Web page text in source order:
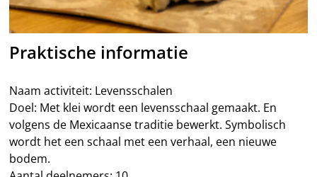
Praktische informatie
Naam activiteit: Levensschalen
Doel: Met klei wordt een levensschaal gemaakt. En
volgens de Mexicaanse traditie bewerkt. Symbolisch
wordt het een schaal met een verhaal, een nieuwe
bodem.